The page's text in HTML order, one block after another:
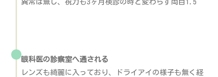
異常は無し、視力も3ヶ月検診の時と変わらず両目1.5
眼科医の診察室へ通される
レンズも綺麗に入っており、ドライアイの様子も無く経